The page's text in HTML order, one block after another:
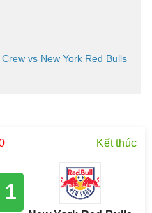
vs New York Red Bulls